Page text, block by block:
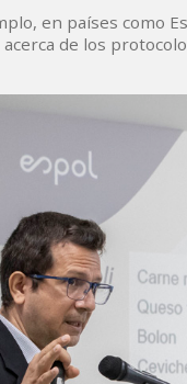
en países como
de los